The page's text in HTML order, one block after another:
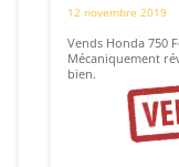
12 novembre 2019
Vends Honda 750
Mécaniquement
bien.